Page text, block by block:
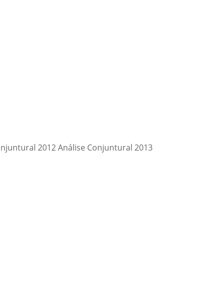
2012 Análise Conjuntural 2013